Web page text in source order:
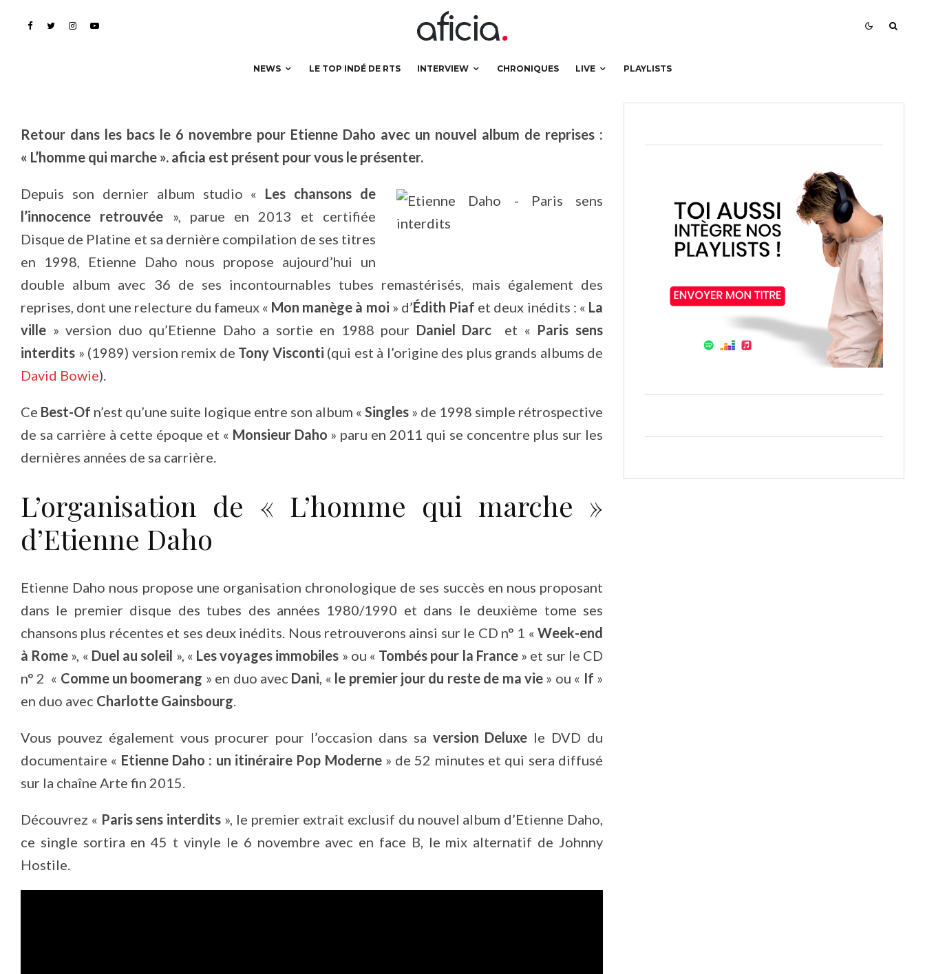
NEWS LE TOP INDÉ DE RTS INTERVIEW CHRONIQUES LIVE PLAYLISTS
marche »…
Retour dans les bacs le 6 novembre pour Etienne Daho avec un nouvel album de reprises :
« L’homme qui marche ». aficia est présent pour vous le présenter.
Depuis son dernier album studio « Les chansons de
l’innocence retrouvée », parue en 2013 et certifiée
Disque de Platine et sa dernière compilation de ses titres
en 1998, Etienne Daho nous propose aujourd’hui un
double album avec 36 de ses incontournables tubes remastérisés, mais également des
reprises, dont une relecture du fameux « Mon manège à moi » d’Édith Piaf et deux inédits : « La
ville » version duo qu’Etienne Daho a sortie en 1988 pour Daniel Darc et « Paris sens
interdits » (1989) version remix de Tony Visconti (qui est à l’origine des plus grands albums de
David Bowie).
Ce Best-Of n’est qu’une suite logique entre son album « Singles » de 1998 simple rétrospective
de sa carrière à cette époque et « Monsieur Daho » paru en 2011 qui se concentre plus sur les
dernières années de sa carrière.
L’organisation de « L’homme qui marche »
d’Etienne Daho
Etienne Daho nous propose une organisation chronologique de ses succès en nous proposant
dans le premier disque des tubes des années 1980/1990 et dans le deuxième tome ses
chansons plus récentes et ses deux inédits. Nous retrouverons ainsi sur le CD n° 1 « Week-end
à Rome », « Duel au soleil », « Les voyages immobiles » ou « Tombés pour la France» et sur le CD
n° 2 « Comme un boomerang » en duo avec Dani, « le premier jour du reste de ma vie » ou « If »
en duo avec Charlotte Gainsbourg.
Vous pouvez également vous procurer pour l’occasion dans sa version Deluxe le DVD du
documentaire « Etienne Daho : un itinéraire Pop Moderne » de 52 minutes et qui sera diffusé
sur la chaîne Arte fin 2015.
Découvrez « Paris sens interdits », le premier extrait exclusif du nouvel album d’Etienne Daho,
ce single sortira en 45 t vinyle le 6 novembre avec en face B, le mix alternatif de Johnny
Hostile.